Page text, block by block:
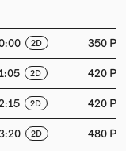
2D 350 P
2D 420 P
2D 420 P
2D 480 P